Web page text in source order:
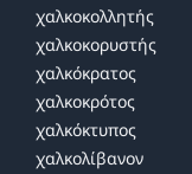
χαλκοκολλητής
χαλκοκορυστής
χαλκόκρατος
χαλκοκρότος
χαλκόκτυπος
χαλκολίβανον